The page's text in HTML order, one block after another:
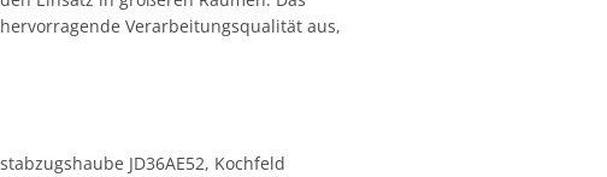
Verarbeitungsqualität aus,
JD36AE52, Kochfeld